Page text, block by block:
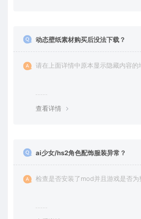
动态壁纸素材购买后没法下载？
请在上面详情中原本显示隐藏内容的
查看详情
ai少女/hs2角色配饰服装异常？
检查是否安装了mod并且游戏是否为